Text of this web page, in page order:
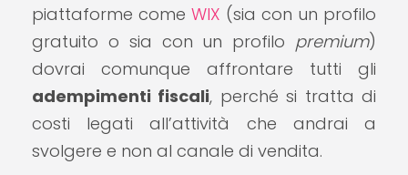
piattaforme come WIX (sia con un profilo
gratuito o sia con un profilo premium)
dovrai comunque affrontare tutti gli
adempimenti fiscali, perché si tratta di
costi legati all’attività che andrai a
svolgere e non al canale di vendita.